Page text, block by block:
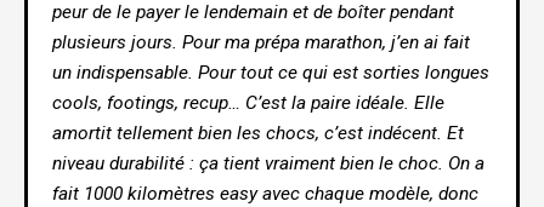
peur de le payer le lendemain et de boîter pendant
plusieurs jours. Pour ma prépa marathon, j’en ai fait
un indispensable. Pour tout ce qui est sorties longues
cools, footings, recup… C’est la paire idéale. Elle
amortit tellement bien les chocs, c’est indécent. Et
niveau durabilité : ça tient vraiment bien le choc. On a
fait 1000 kilomètres easy avec chaque modèle, donc